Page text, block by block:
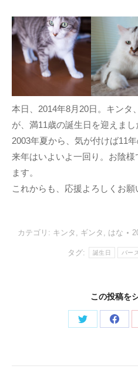
本日、2014年8月20日。キンタ
が、満11歳の誕生日を迎えまし
2003年夏から、気が付けば11
来年はいよいよ一回り。お陰
ます。
これからも、応援よろしくお願
カテゴリ: キンタ ギンタ はな
タグ: 誕生日 バー
この投稿を
Share